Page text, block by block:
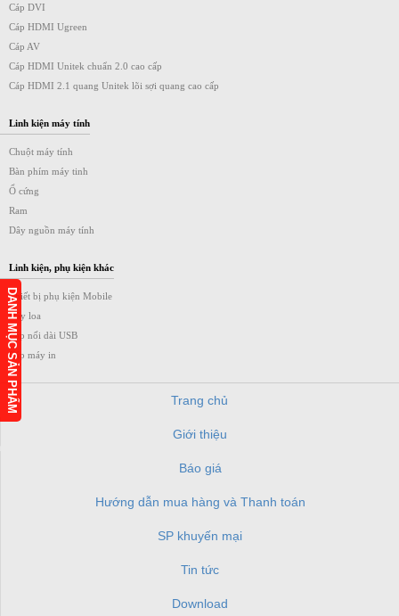
Cáp DVI
Cáp HDMI Ugreen
Cáp AV
Cáp HDMI Unitek chuẩn 2.0 cao cấp
Cáp HDMI 2.1 quang Unitek lõi sợi quang cao cấp
Linh kiện máy tính
Chuột máy tính
Bàn phím máy tinh
Ổ cứng
Ram
Dây nguồn máy tính
Linh kiện, phụ kiện khác
Thiết bị phụ kiện Mobile
Dây loa
Cáp nối dài USB
Cáp máy in
Trang chủ
Giới thiệu
Báo giá
Hướng dẫn mua hàng và Thanh toán
SP khuyến mại
Tin tức
Download
DANH MỤC SẢN PHẨM